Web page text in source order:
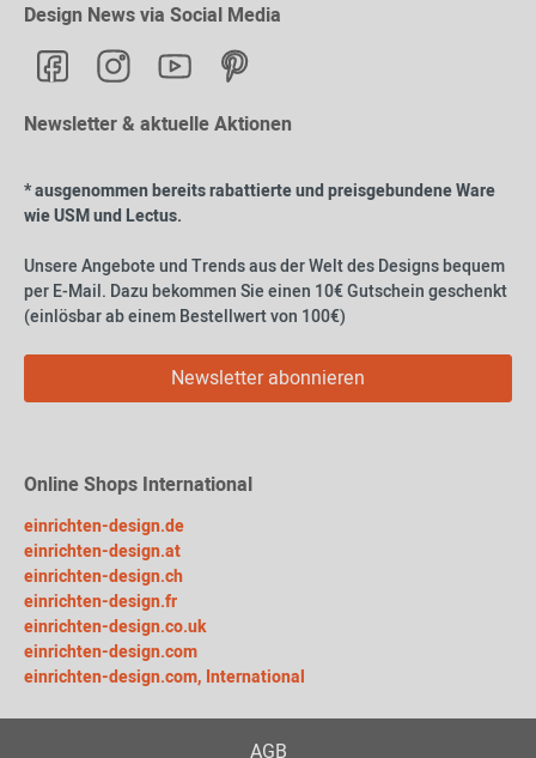
Design News via Social Media
Newsletter & aktuelle Aktionen
* ausgenommen bereits rabattierte und preisgebundene Ware
wie USM und Lectus.
Unsere Angebote und Trends aus der Welt des Designs bequem
per E-Mail. Dazu bekommen Sie einen 10€ Gutschein geschenkt
(einlösbar ab einem Bestellwert von 100€)
Newsletter abonnieren
Online Shops International
einrichten-design.de
einrichten-design.at
einrichten-design.ch
einrichten-design.fr
einrichten-design.co.uk
einrichten-design.com
einrichten-design.com, International
AGB